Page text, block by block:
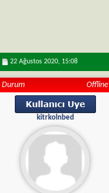
22 Ağustos 2020, 15:08
Durum Offline
kitrkolnbed